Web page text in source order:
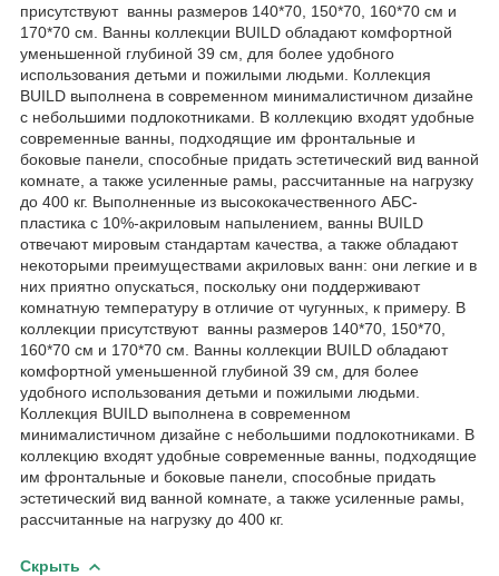
присутствуют ванны размеров 140*70, 150*70, 160*70 см и
170*70 см. Ванны коллекции BUILD обладают комфортной
уменьшенной глубиной 39 см, для более удобного
использования детьми и пожилыми людьми. Коллекция
BUILD выполнена в современном минималистичном дизайне
с небольшими подлокотниками. В коллекцию входят удобные
современные ванны, подходящие им фронтальные и
боковые панели, способные придать эстетический вид ванной
комнате, а также усиленные рамы, рассчитанные на нагрузку
до 400 кг. Выполненные из высококачественного АБС-
пластика с 10%-акриловым напылением, ванны BUILD
отвечают мировым стандартам качества, а также обладают
некоторыми преимуществами акриловых ванн: они легкие и в
них приятно опускаться, поскольку они поддерживают
комнатную температуру в отличие от чугунных, к примеру. В
коллекции присутствуют ванны размеров 140*70, 150*70,
160*70 см и 170*70 см. Ванны коллекции BUILD обладают
комфортной уменьшенной глубиной 39 см, для более
удобного использования детьми и пожилыми людьми.
Коллекция BUILD выполнена в современном
минималистичном дизайне с небольшими подлокотниками. В
коллекцию входят удобные современные ванны, подходящие
им фронтальные и боковые панели, способные придать
эстетический вид ванной комнате, а также усиленные рамы,
рассчитанные на нагрузку до 400 кг.
Скрыть